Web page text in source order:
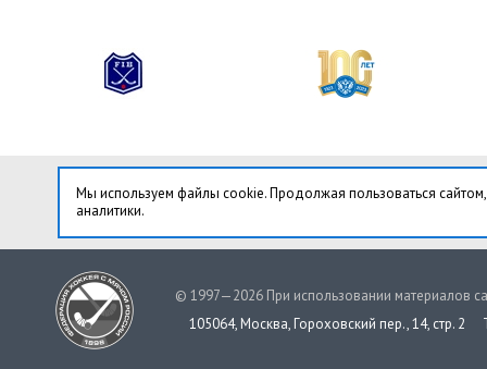
Мы используем файлы cookie. Продолжая пользоваться
аналитики.
© 1997—2026 При использовании материалов
105064, Москва, Гороховский пер., 14, стр. 2